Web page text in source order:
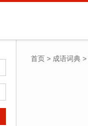
首页 > 成语词典 >